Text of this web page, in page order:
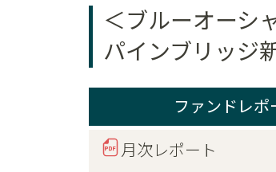
＜ブルーオーシ
パインブリッジ
ファンドレポ
月次レポート